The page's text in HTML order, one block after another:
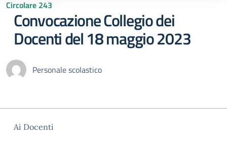
Circolare 243
Convocazione Collegio dei
Docenti del 18 maggio 2023
Personale scolastico
Ai Docenti